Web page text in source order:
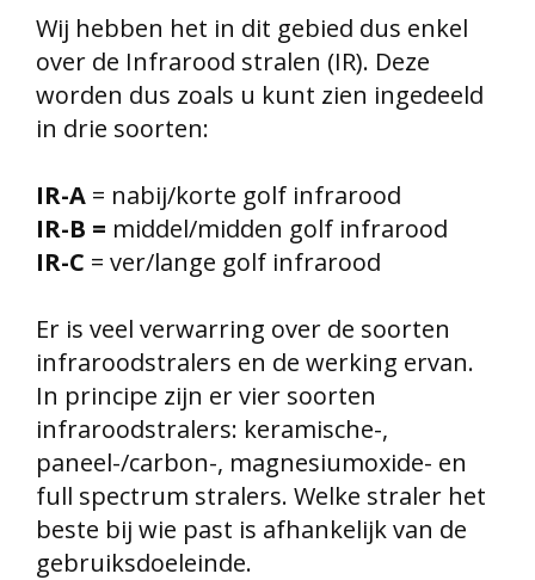
Wij hebben het in dit gebied dus enkel
over de Infrarood stralen (IR). Deze
worden dus zoals u kunt zien ingedeeld
in drie soorten:
IR-A = nabij/korte golf infrarood
IR-B = middel/midden golf infrarood
IR-C = ver/lange golf infrarood
Er is veel verwarring over de soorten
infraroodstralers en de werking ervan.
In principe zijn er vier soorten
infraroodstralers: keramische-,
paneel-/carbon-, magnesiumoxide- en
full spectrum stralers. Welke straler het
beste bij wie past is afhankelijk van de
gebruiksdoeleinde.